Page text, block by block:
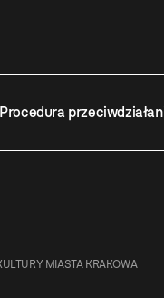
Procedura
MIASTA KRAKOWA